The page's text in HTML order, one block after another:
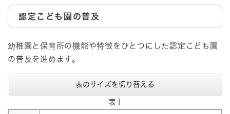
認定こども園の普及
幼稚園と保育所の機能や特徴をひとつにした認定こども園
の普及を進めます。
表のサイズを切り替える
表1